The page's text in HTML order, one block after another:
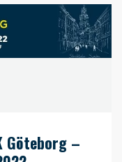
Göteborg –